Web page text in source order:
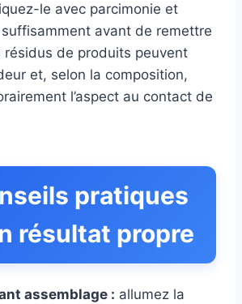
le avec parcimonie et
avant de remettre
résidus de produits peuvent
et, selon la composition,
l’aspect au contact de
pratiques
résultat propre
assemblage : allumez la